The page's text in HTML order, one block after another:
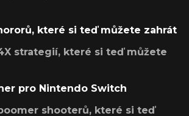
které si teď můžete zahrát
strategií, které si teď můžete
pro Nintendo Switch
shooterů, které si teď